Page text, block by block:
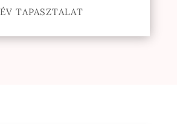
ÉV TAPASZTALAT